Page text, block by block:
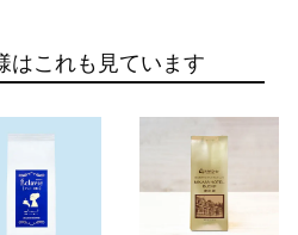
はこれも見ています